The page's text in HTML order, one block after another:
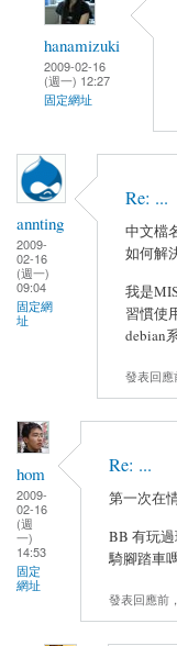
hanamizuki
2009-02-16
(週一) 12:27
固定網址
annting
2009-
02-16
(週一)
09:04
固定網
址
Re: ...
中文檔
如何解
我是
習慣使
debian
發表回
hom
2009-
02-16
(週
一)
14:53
固定
網址
Re: ...
第一次在
BB 有玩
騎腳踏車
發表回應前